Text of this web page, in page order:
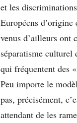
et les
Européens
venus d’ailleurs ont
séparatisme culturel
qui fréquentent des
Peu importe le
pas, précisément,
attendant de les